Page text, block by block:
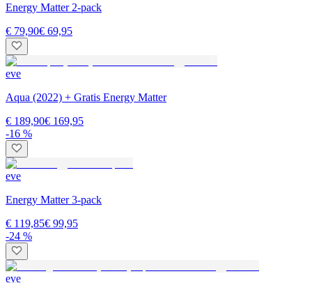
Energy Matter 2-pack
€ 79,90€ 69,95
eve
Aqua (2022) + Gratis Energy Matter
€ 189,90€ 169,95
-16 %
eve
Energy Matter 3-pack
€ 119,85€ 99,95
-24 %
eve